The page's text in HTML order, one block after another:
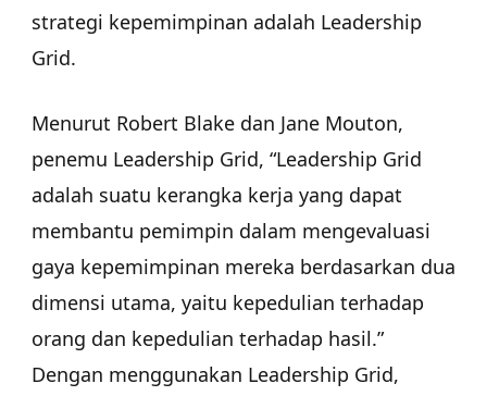
strategi kepemimpinan adalah Leadership
Grid.
Menurut Robert Blake dan Jane Mouton,
penemu Leadership Grid, “Leadership Grid
adalah suatu kerangka kerja yang dapat
membantu pemimpin dalam mengevaluasi
gaya kepemimpinan mereka berdasarkan dua
dimensi utama, yaitu kepedulian terhadap
orang dan kepedulian terhadap hasil.”
Dengan menggunakan Leadership Grid,